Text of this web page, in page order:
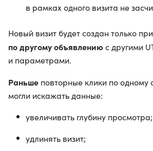
в рамках одного визита не
Новый визит будет создан только
по другому объявлениюс другими
и параметрами.
Раньше повторные клики по одному
могли искажать данные:
увеличивать глубину просмотра;
удлинять визит;